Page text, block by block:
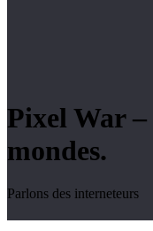
Pixel War
mondes.
Parlons des interneteurs